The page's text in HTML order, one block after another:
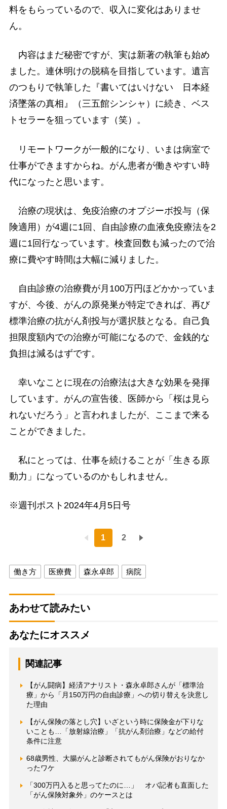
料をもらっているので、収入に変化はありませ
ん。
内容はまだ秘密ですが、実は新著の執筆も始め
ました。連休明けの脱稿を目指しています。遺言
のつもりで執筆した『書いてはいけない 日本経
済墜落の真相』（三五館シンシャ）に続き、ベス
トセラーを狙っています（笑）。
リモートワークが一般的になり、いまは病室で
仕事ができますからね。がん患者が働きやすい時
代になったと思います。
治療の現状は、免疫治療のオプジーボ投与（保
険適用）が4週に1回、自由診療の血液免疫療法を2
週に1回行なっています。検査回数も減ったので治
療に費やす時間は大幅に減りました。
自由診療の治療費が月100万円ほどかかっていま
すが、今後、がんの原発巣が特定できれば、再び
標準治療の抗がん剤投与が選択肢となる。自己負
担限度額内での治療が可能になるので、金銭的な
負担は減るはずです。
幸いなことに現在の治療法は大きな効果を発揮
しています。がんの宣告後、医師から「桜は見ら
れないだろう」と言われましたが、ここまで来る
ことができました。
私にとっては、仕事を続けることが「生きる原
動力」になっているのかもしれません。
※週刊ポスト2024年4月5日号
1 2
働き方 医療費 森永卓郎 病院
あわせて読みたい
あなたにオススメ
関連記事
【がん闘病】経済アナリスト・森永卓郎さんが「標準治
療」から「月150万円の自由診療」への切り替えを決意し
た理由
【がん保険の落とし穴】いざという時に保険金が下りな
いことも…「放射線治療」「抗がん剤治療」などの給付
条件に注意
68歳男性、大腸がんと診断されてもがん保険がおりなか
ったワケ
「300万円入ると思ってたのに…」 オバ記者も直面した
「がん保険対象外」のケースとは